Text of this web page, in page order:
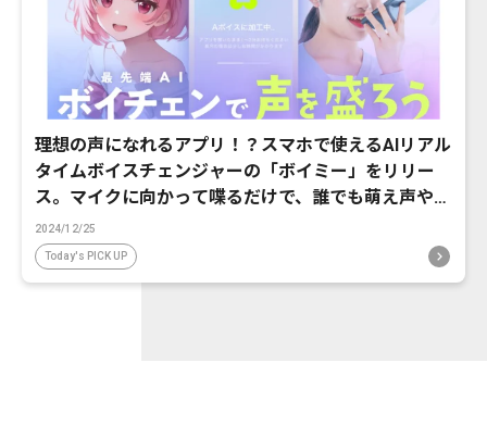
理想の声になれるアプリ！？スマホで使えるAIリアル
タイムボイスチェンジャーの「ボイミー」をリリー
ス。マイクに向かって喋るだけで、誰でも萌え声やイ
ケボ風に音声変換が可能に。
2024/12/25
Today's PICK UP